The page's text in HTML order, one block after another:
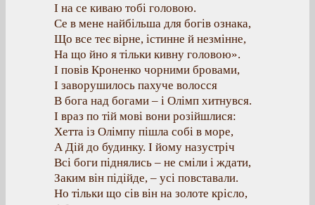
І на се киваю тобі головою.
Се в мене найбільша для богів ознака,
Що все теє вірне, істинне й незмінне,
На що йно я тільки кивну головою».
І повів Кроненко чорними бровами,
І заворушилось пахуче волосся
В бога над богами – і Олімп хитнувся.
І враз по тій мові вони розійшлися:
Хетта із Олімпу пішла собі в море,
А Дій до будинку. І йому назустріч
Всі боги піднялись – не сміли і ждати,
Заким він підійде, – усі повставали.
Но тільки що сів він на золоте крісло,